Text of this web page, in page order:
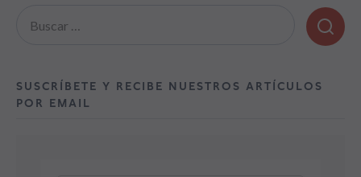
SUSCRÍBETE Y RECIBE NUESTROS ARTÍCULOS
POR EMAIL